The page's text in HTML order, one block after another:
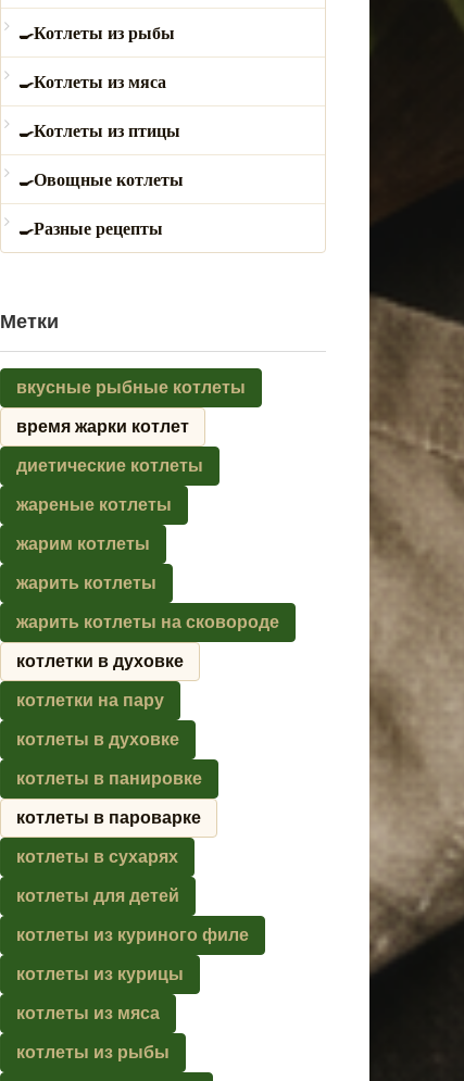
Котлеты из рыбы
Котлеты из мяса
Котлеты из птицы
Овощные котлеты
Разные рецепты
Метки
вкусные рыбные котлеты
время жарки котлет
диетические котлеты
жареные котлеты
жарим котлеты
жарить котлеты
жарить котлеты на сковороде
котлетки в духовке
котлетки на пару
котлеты в духовке
котлеты в панировке
котлеты в пароварке
котлеты в сухарях
котлеты для детей
котлеты из куриного филе
котлеты из курицы
котлеты из мяса
котлеты из рыбы